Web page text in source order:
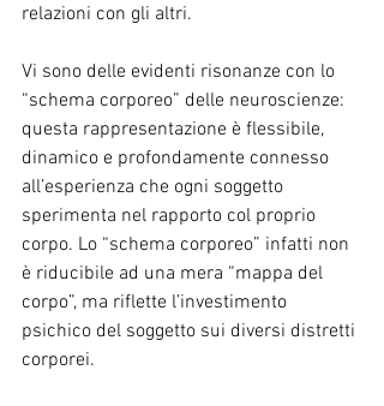
relazioni con gli altri.
Vi sono delle evidenti risonanze con lo
“schema corporeo” delle neuroscienze:
questa rappresentazione è flessibile,
dinamico e profondamente connesso
all’esperienza che ogni soggetto
sperimenta nel rapporto col proprio
corpo. Lo “schema corporeo” infatti non
è riducibile ad una mera “mappa del
corpo”, ma riflette l’investimento
psichico del soggetto sui diversi distretti
corporei.